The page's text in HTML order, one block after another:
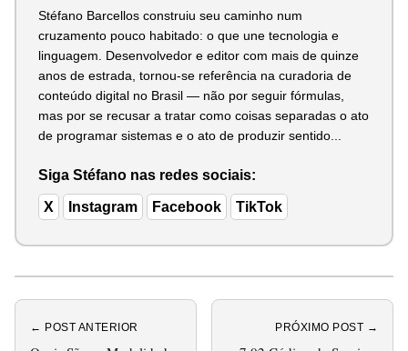
Stéfano Barcellos construiu seu caminho num
cruzamento pouco habitado: o que une tecnologia e
linguagem. Desenvolvedor e editor com mais de quinze
anos de estrada, tornou-se referência na curadoria de
conteúdo digital no Brasil — não por seguir fórmulas,
mas por se recusar a tratar como coisas separadas o ato
de programar sistemas e o ato de produzir sentido...
Siga Stéfano nas redes sociais:
X Instagram Facebook TikTok
← POST ANTERIOR PRÓXIMO POST →